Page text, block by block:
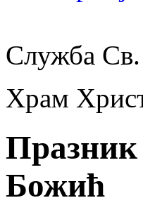
Служба
Храм
Празник
Божић